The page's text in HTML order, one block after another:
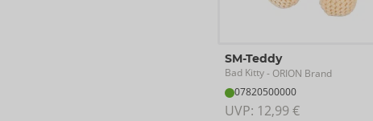
SM-Teddy
Bad Kitty- ORION Brand
07820500000
UVP: 12,99 €